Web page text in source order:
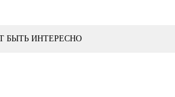
БЫТЬ ИНТЕРЕСНО